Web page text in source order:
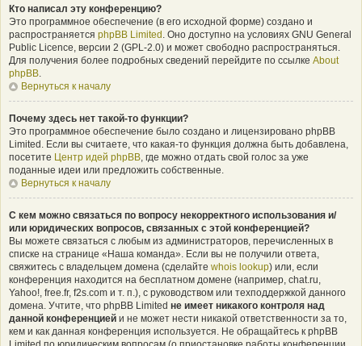
Кто написал эту конференцию?
Это программное обеспечение (в его исходной форме) создано и
распространяется phpBB Limited . Оно доступно на условиях GNU General
Public Licence, версии 2 (GPL-2.0) и может свободно распространяться.
Для получения более подробных сведений перейдите по ссылке About
phpBB.
Вернуться к началу
Почему здесь нет такой-то функции?
Это программное обеспечение было создано и лицензировано phpBB
Limited. Если вы считаете, что какая-то функция должна быть добавлена,
посетите Центр идей phpBB, где можно отдать свой голос за уже
поданные идеи или предложить собственные.
Вернуться к началу
С кем можно связаться по вопросу некорректного использования и/
или юридических вопросов, связанных с этой конференцией?
Вы можете связаться с любым из администраторов, перечисленных в
списке на странице «Наша команда». Если вы не получили ответа,
свяжитесь с владельцем домена (сделайте whois lookup) или, если
конференция находится на бесплатном домене (например, chat.ru,
Yahoo!, free.fr, f2s.com и т. п.), с руководством или техподдержкой данного
домена. Учтите, что phpBB Limited не имеет никакого контроля над
данной конференцией и не может нести никакой ответственности за то,
кем и как данная конференция используется. Не обращайтесь к phpBB